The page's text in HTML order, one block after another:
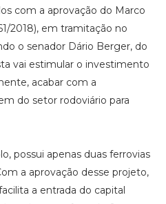
com a aprovação do Marco
2018), em tramitação no
o senador Dário Berger, do
vai estimular o investimento
acabar com a
do setor rodoviário para
possui apenas duas ferrovias
a aprovação desse projeto,
a entrada do capital